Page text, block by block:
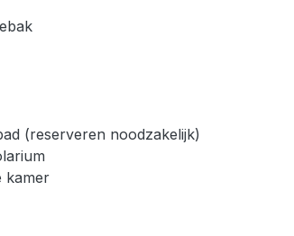
(reserveren noodzakelijk)
kamer